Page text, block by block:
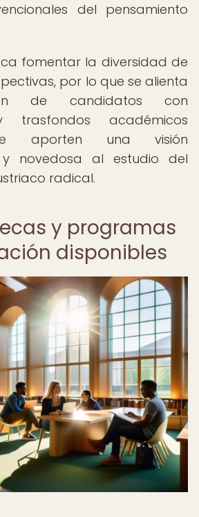
del pensamiento
fomentar la diversidad de
por lo que se alienta
de candidatos con
trasfondos académicos
aporten una visión
y novedosa al estudio del
radical.
y programas
disponibles